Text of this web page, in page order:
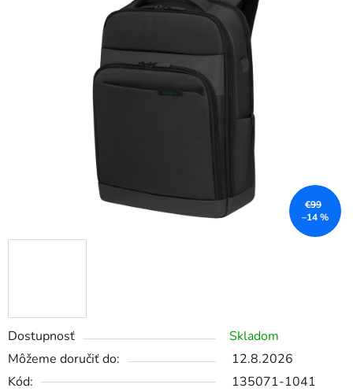
Dostupnosť
Skladom
Môžeme doručiť do:
12.8.2026
Kód:
135071-1041
€99
–14 %